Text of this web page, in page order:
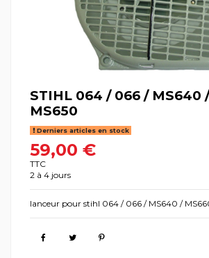
STIHL 064 / 066 / MS640
MS650
Derniers articles en stock
59,00 €
TTC
2 à 4 jours
lanceur pour stihl 064 / 066 / MS640 /